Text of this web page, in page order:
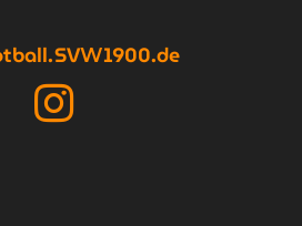
.SVW1900.de